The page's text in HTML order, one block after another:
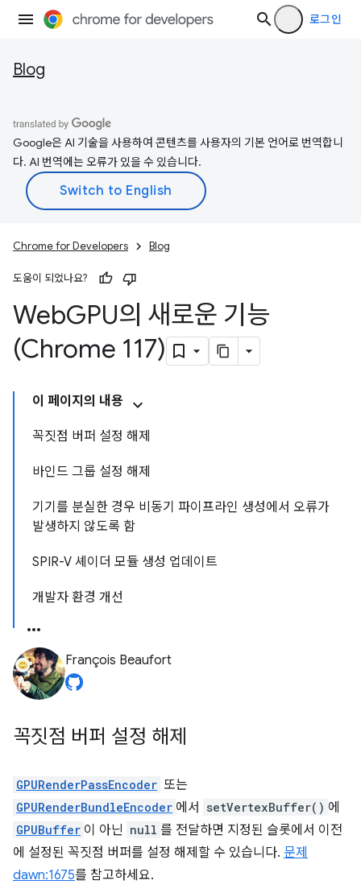
로그인
Blog
Google은 AI 기술을 사용하여 콘텐츠를 사용자의 기본 언어로 번역합니
다. AI 번역에는 오류가 있을 수 있습니다.
Chrome for Developers Blog
도움이 되었나요?
WebGPU의 새로운 기능
(Chrome 117)
이 페이지의 내용
꼭짓점 버퍼 설정 해제
바인드 그룹 설정 해제
기기를 분실한 경우 비동기 파이프라인 생성에서 오류가
발생하지 않도록 함
SPIR-V 셰이더 모듈 생성 업데이트
개발자 환경 개선
François Beaufort
꼭짓점 버퍼 설정 해제
GPURenderPassEncoder 또는
GPURenderBundleEncoder 에서 setVertexBuffer() 에
GPUBuffer 이 아닌 null 를 전달하면 지정된 슬롯에서 이전
에 설정된 꼭짓점 버퍼를 설정 해제할 수 있습니다. 문제
dawn:1675를 참고하세요.